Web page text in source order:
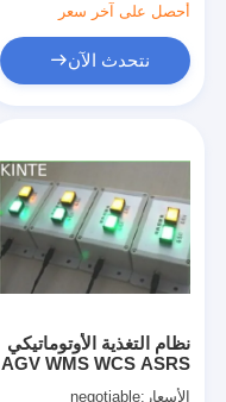
أحصل على آخر سعر
نتحدث الآن
نظام التغذية الأوتوماتيكي
AGV WMS WCS ASRS
يعتمد بطاقة تحكم MCU
الأسعار:negotiable